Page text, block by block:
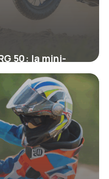
50 : la mini-
les jeunes